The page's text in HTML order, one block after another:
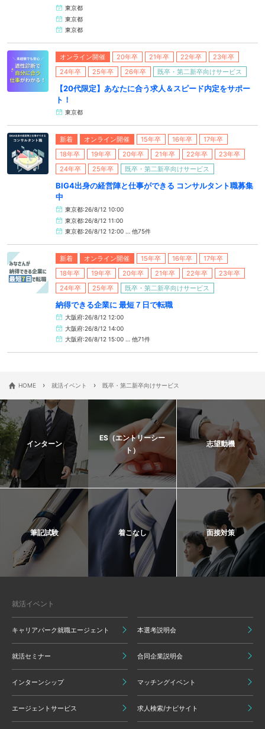
東京都
東京都
東京都
オンライン開催 20年卒 21年卒 22年卒
23年卒
24年卒
25年卒 26年卒 既卒・第二新卒向けサービス
【20代限定】あなたに合う求人＆スピード内定をサポー
ト！
東京都
新着 オンライン開催 15年卒 16年卒
17年卒
18年卒
19年卒 20年卒 21年卒 22年卒
23年卒
24年卒
25年卒 既卒・第二新卒向けサービス
BIG4出身の経営陣と仕事ができる コンサルタント職募集
中
東京都:26/8/12 10:00
東京都:26/8/12 11:00
東京都:26/8/12 12:00 … 他75件
新着 オンライン開催 15年卒 16年卒
17年卒
18年卒
19年卒 20年卒 21年卒 22年卒
23年卒
24年卒
25年卒 既卒・第二新卒向けサービス
納得できる企業に 最短７日で転職
大阪府:26/8/12 12:00
大阪府:26/8/12 14:00
大阪府:26/8/12 15:00 … 他71件
HOME › 就活イベント › 既卒・第二新卒向けサービス
インターン
ES（エントリーシー
ト）
志望動機
筆記試験 着こなし 面接対策
就活イベント
キャリアパーク就職エージェント 本選考説明会
就活セミナー 合同企業説明会
インターンシップ マッチングイベント
エージェントサービス 求人検索/ナビサイト